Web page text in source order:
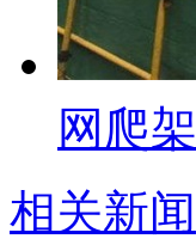
网爬架
相关新闻